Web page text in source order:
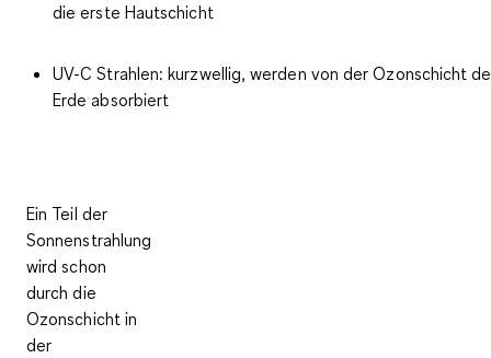
die erste Hautschicht
UV-C Strahlen: kurzwellig, werden von der Ozonschicht
Erde absorbiert
Ein Teil der
Sonnenstrahlung
wird schon
durch die
Ozonschichtin
der